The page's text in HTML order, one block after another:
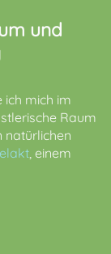
und
ich mich im
Raum
natürlichen
, einem